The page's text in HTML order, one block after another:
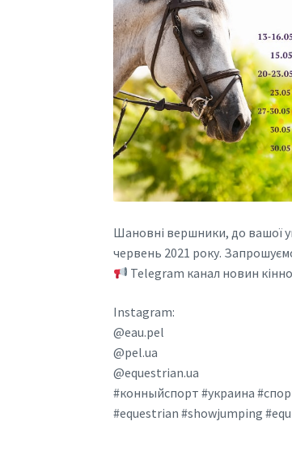
Шановні вершники, до вашої
червень 2021 року.
Telegram канал новин
Instagram:
@eau.pel
@pel.ua
@equestrian.ua
#конныйспорт #украина
#equestrian #showjumping